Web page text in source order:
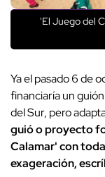
'El Juego del
Ya el pasado 6 de
financiaría un
del Sur, pero
guió o proyecto
Calamar' con
exageración,